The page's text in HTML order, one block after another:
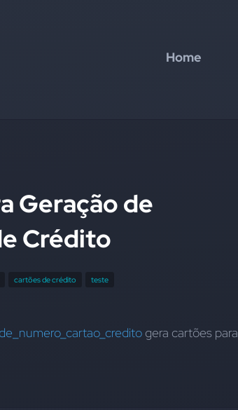
Home
Geração de
Crédito
cartões de crédito teste
gera cartões para